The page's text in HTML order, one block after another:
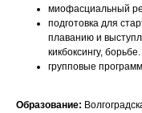
миофасциальный
подготовка для
плаванию и
кикбоксингу, борьбе.
групповые
Образование: